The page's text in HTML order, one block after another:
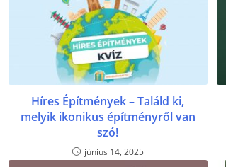
Híres Építmények – Találd ki,
melyik ikonikus építményről van
szó!
június 14, 2025